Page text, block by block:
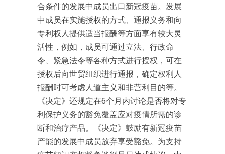
合条件的发展中成员出口新冠疫苗。发展
中成员在实施授权的方式、通报义务和向
专利权人提供适当报酬等方面享有较大灵
活性，例如，成员可通过立法、行政命
令、紧急法令等各种方式进行授权，可在
授权后向世贸组织进行通报，确定权利人
报酬时可考虑人道主义和非营利目的等。
《决定》还规定在6个月内讨论是否将对专
利保护义务的豁免覆盖应对疫情所需的诊
断和治疗产品。《决定》鼓励有新冠疫苗
产能的发展中成员放弃享受豁免。为支持